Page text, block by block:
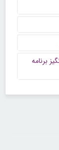
برنامه